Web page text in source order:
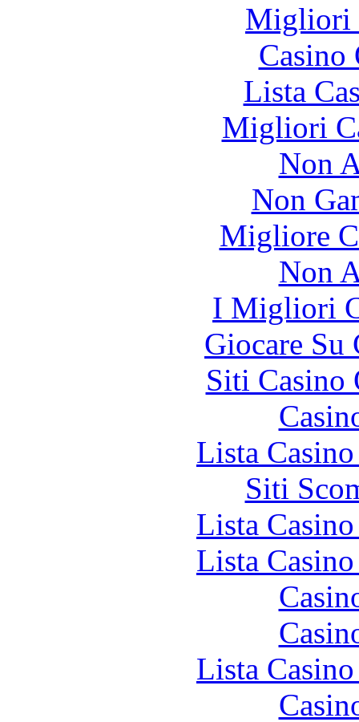
Migliori
Lista
Migliori
Non
Non
Migliore
Non
I Migliori
Giocare Su
Siti Casino
Lista
Siti
Lista
Lista
Lista